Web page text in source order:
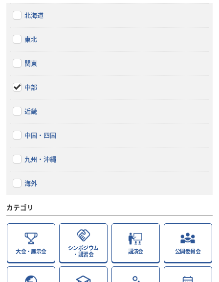
北海道
東北
関東
中部
近畿
中国・四国
九州・沖縄
海外
カテゴリ
大会・展示会
シンポジウム
・講習会
講演会 公開委員会